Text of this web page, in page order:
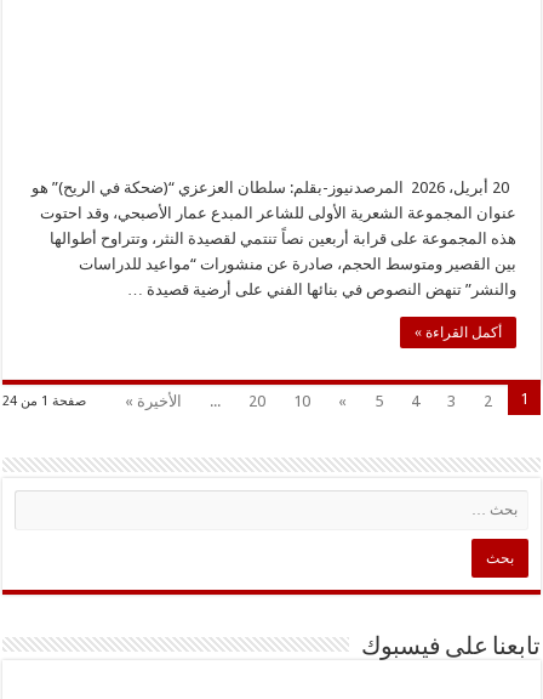
20 أبريل، 2026 المرصدنيوز-بقلم: سلطان العزعزي “(ضحكة في الريح)” هو
عنوان المجموعة الشعرية الأولى للشاعر المبدع عمار الأصبحي، وقد احتوت
هذه المجموعة على قرابة أربعين نصاً تنتمي لقصيدة النثر، وتتراوح أطوالها
بين القصير ومتوسط الحجم، صادرة عن منشورات “مواعيد للدراسات
والنشر” تنهض النصوص في بنائها الفني على أرضية قصيدة …
أكمل القراءة »
صفحة 1 من 24 1
2
3
4
5
»
10
20
... الأخيرة »
تابعنا على فيسبوك